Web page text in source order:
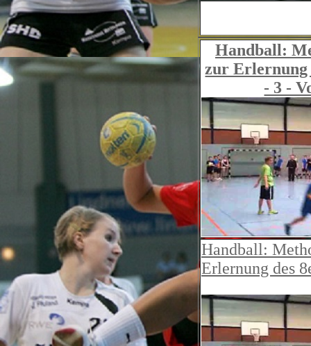
Handball:
zur Erlernung
- 3 -
Handball:
Erlernung des